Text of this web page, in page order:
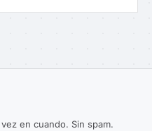
en cuando. Sin spam.